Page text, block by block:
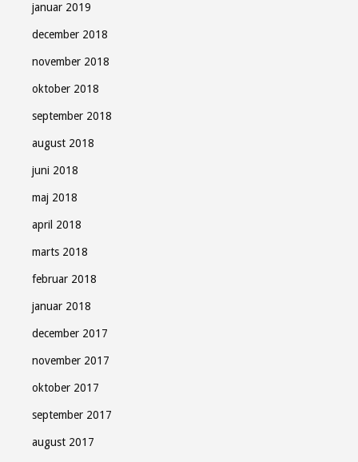
januar 2019
december 2018
november 2018
oktober 2018
september 2018
august 2018
juni 2018
maj 2018
april 2018
marts 2018
februar 2018
januar 2018
december 2017
november 2017
oktober 2017
september 2017
august 2017